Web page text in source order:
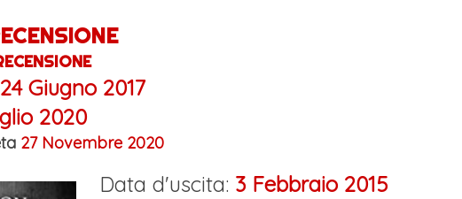
24 Giugno 2017
2020
27 Novembre 2020
Data d'uscita: 3 Febbraio 2015